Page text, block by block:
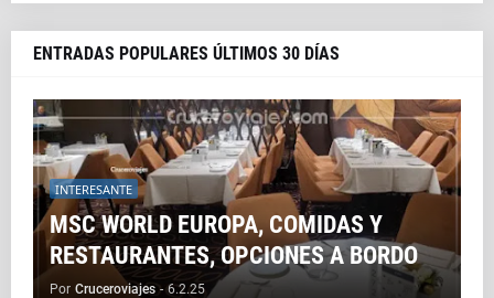
ENTRADAS POPULARES ÚLTIMOS 30 DÍAS
INTERESANTE
MSC WORLD EUROPA, COMIDAS Y
RESTAURANTES, OPCIONES A BORDO
Por Cruceroviajes - 6.2.25